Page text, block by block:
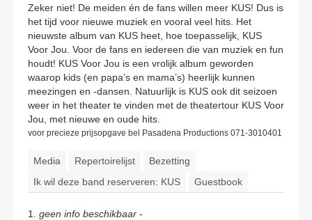
Zeker niet! De meiden én de fans willen meer KUS! Dus is
het tijd voor nieuwe muziek en vooral veel hits. Het
nieuwste album van KUS heet, hoe toepasselijk, KUS
Voor Jou. Voor de fans en iedereen die van muziek en fun
houdt! KUS Voor Jou is een vrolijk album geworden
waarop kids (en papa’s en mama’s) heerlijk kunnen
meezingen en -dansen. Natuurlijk is KUS ook dit seizoen
weer in het theater te vinden met de theatertour KUS Voor
Jou, met nieuwe en oude hits.
voor precieze prijsopgave bel Pasadena Productions 071-3010401
Media Repertoirelijst
Bezetting
Ik wil deze band reserveren: KUS
Guestbook
1. geen info beschikbaar -